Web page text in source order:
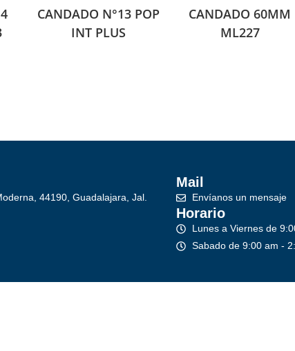
CANDADO N°13 POP
INT PLUS
CANDADO 60MM
ML227
44190, Guadalajara, Jal.
Mail
Envíanos un mensaje
Horario
Lunes a Viernes de
Sabado de 9:00 am -